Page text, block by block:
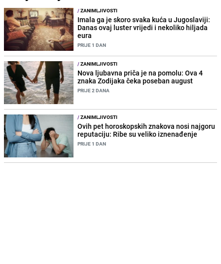
/ZANIMLJIVOSTI
Imala ga je skoro svaka kuća u Jugoslaviji:
Danas ovaj luster vrijedi i nekoliko hiljada
eura
PRIJE 1 DAN
/ZANIMLJIVOSTI
Nova ljubavna priča je na pomolu: Ova 4
znaka Zodijaka čeka poseban august
PRIJE 2 DANA
/ZANIMLJIVOSTI
Ovih pet horoskopskih znakova nosi najgoru
reputaciju: Ribe su veliko iznenađenje
PRIJE 1 DAN